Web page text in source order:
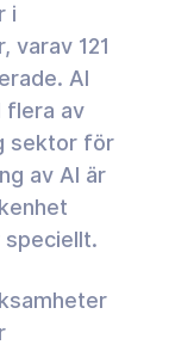
i
varav 121
AI
flera av
sektor för
av AI är
speciellt.